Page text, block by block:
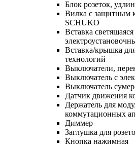
Блок розеток,
Вилка с защитным
SCHUKO
Вставка
Вставка/крышка
технологий
Выключатели,
Выключатель с
Выключатель
Датчик движения
Держатель для
коммутационных
Диммер
Заглушка для
Кнопка нажимная